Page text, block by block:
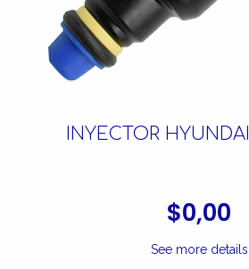
INYECTOR
$0,00
See more details